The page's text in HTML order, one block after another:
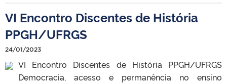
VI Encontro Discentes de História
PPGH/UFRGS
24/01/2023
VI Encontro Discentes de História PPGH/UFRGS
Democracia, acesso e permanência no ensino